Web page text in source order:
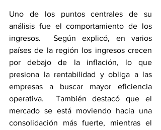
Uno de los puntos centrales de su
análisis fue el comportamiento de los
ingresos.  Según explicó, en varios
países de la región los ingresos crecen
por debajo de la inflación, lo que
presiona la rentabilidad y obliga a las
empresas a buscar mayor eficiencia
operativa.  También destacó que el
mercado se está moviendo hacia una
consolidación más fuerte, mientras el